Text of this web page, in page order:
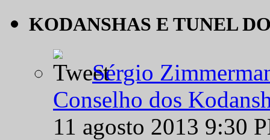
KODANSHAS E TUNEL
Sérgio
Conselho dos
11 agosto 2013 9:30